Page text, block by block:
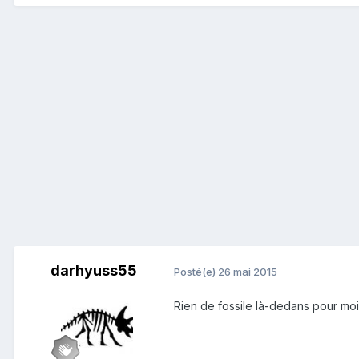
darhyuss55 Posté(e) 26 mai 2015
Rien de fossile là-dedans pour